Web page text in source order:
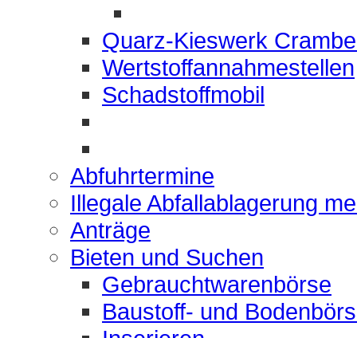
Quarz-Kieswerk
Wertstoffannahmestellen
Schadstoffmobil
Abfuhrtermine
Illegale Abfallablagerung
Anträge
Bieten und Suchen
Gebrauchtwarenbörse
Baustoff- und